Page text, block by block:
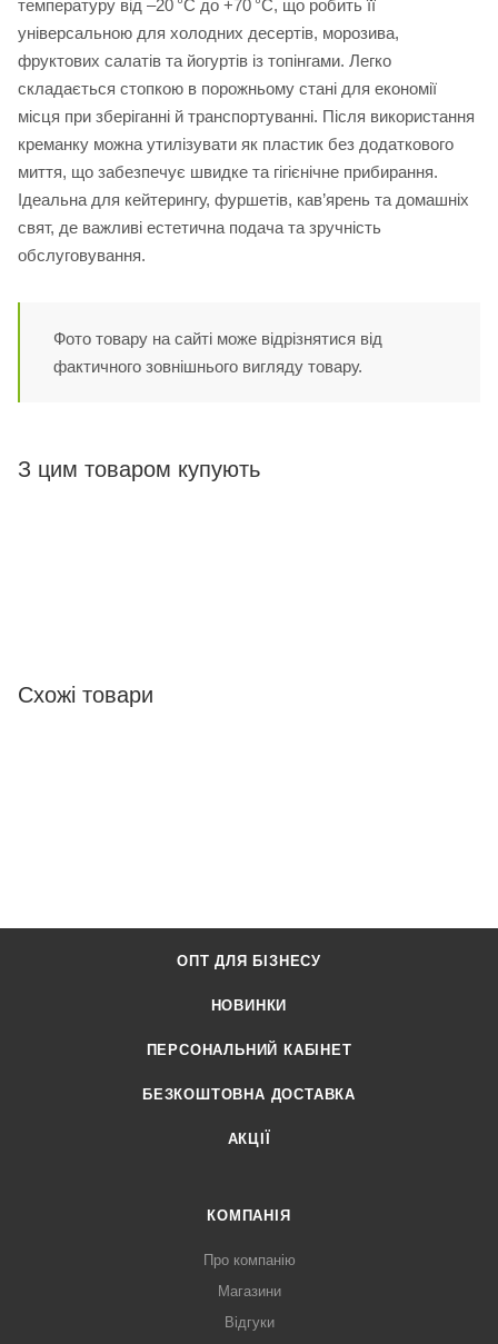
температуру від –20 °C до +70 °C, що робить її
універсальною для холодних десертів, морозива,
фруктових салатів та йогуртів із топінгами. Легко
складається стопкою в порожньому стані для економії
місця при зберіганні й транспортуванні. Після використання
креманку можна утилізувати як пластик без додаткового
миття, що забезпечує швидке та гігієнічне прибирання.
Ідеальна для кейтерингу, фуршетів, кав’ярень та домашніх
свят, де важливі естетична подача та зручність
обслуговування.
Фото товару на сайті може відрізнятися від
фактичного зовнішнього вигляду товару.
З цим товаром купують
Схожі товари
ОПТ ДЛЯ БІЗНЕСУ
НОВИНКИ
ПЕРСОНАЛЬНИЙ КАБІНЕТ
БЕЗКОШТОВНА ДОСТАВКА
АКЦІЇ
КОМПАНІЯ
Про компанію
Магазини
Відгуки